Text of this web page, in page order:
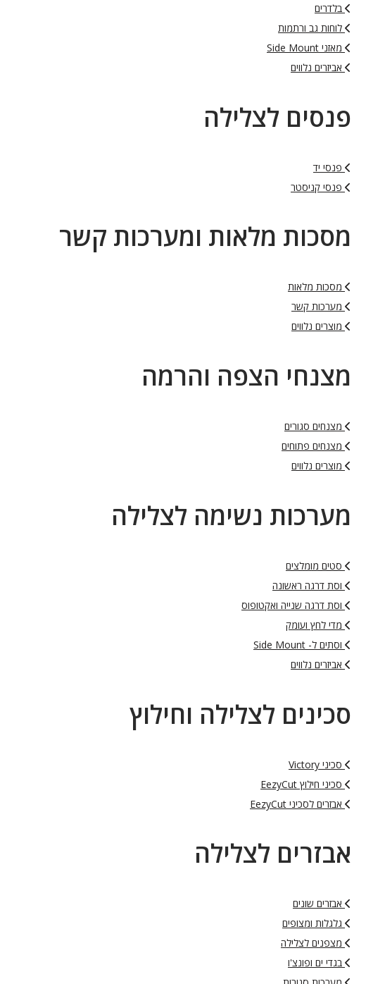
בלדרים
לוחות גב ורתמות
מאזני Side Mount
אביזרים נלווים
פנסים לצלילה
פנסי יד
פנסי קניסטר
מסכות מלאות ומערכות קשר
מסכות מלאות
מערכות קשר
מוצרים נלווים
מצנחי הצפה והרמה
מצנחים סגורים
מצנחים פתוחים
מוצרים נלווים
מערכות נשימה לצלילה
סטים מומלצים
וסת דרגה ראשונה
וסת דרגה שנייה ואקטופוס
מדי לחץ ועומק
וסתים ל- Side Mount
אביזרים נלווים
סכינים לצלילה וחילוץ
סכיני Victory
סכיני חילוץ EezyCut
אבזרים לסכיני EezyCut
אבזרים לצלילה
אבזרים שונים
גלגלות ומצופים
מצפנים לצלילה
בגדי ים ופונצ'ו